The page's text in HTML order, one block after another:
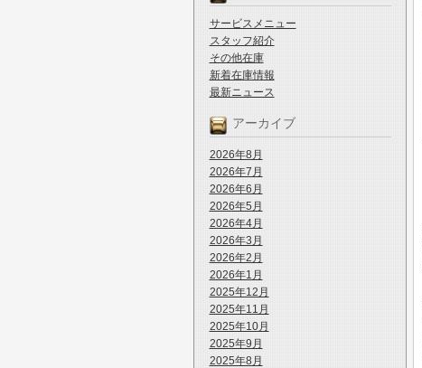
サービスメニュー
スタッフ紹介
その他在庫
新着在庫情報
最新ニュース
アーカイブ
2026年8月
2026年7月
2026年6月
2026年5月
2026年4月
2026年3月
2026年2月
2026年1月
2025年12月
2025年11月
2025年10月
2025年9月
2025年8月